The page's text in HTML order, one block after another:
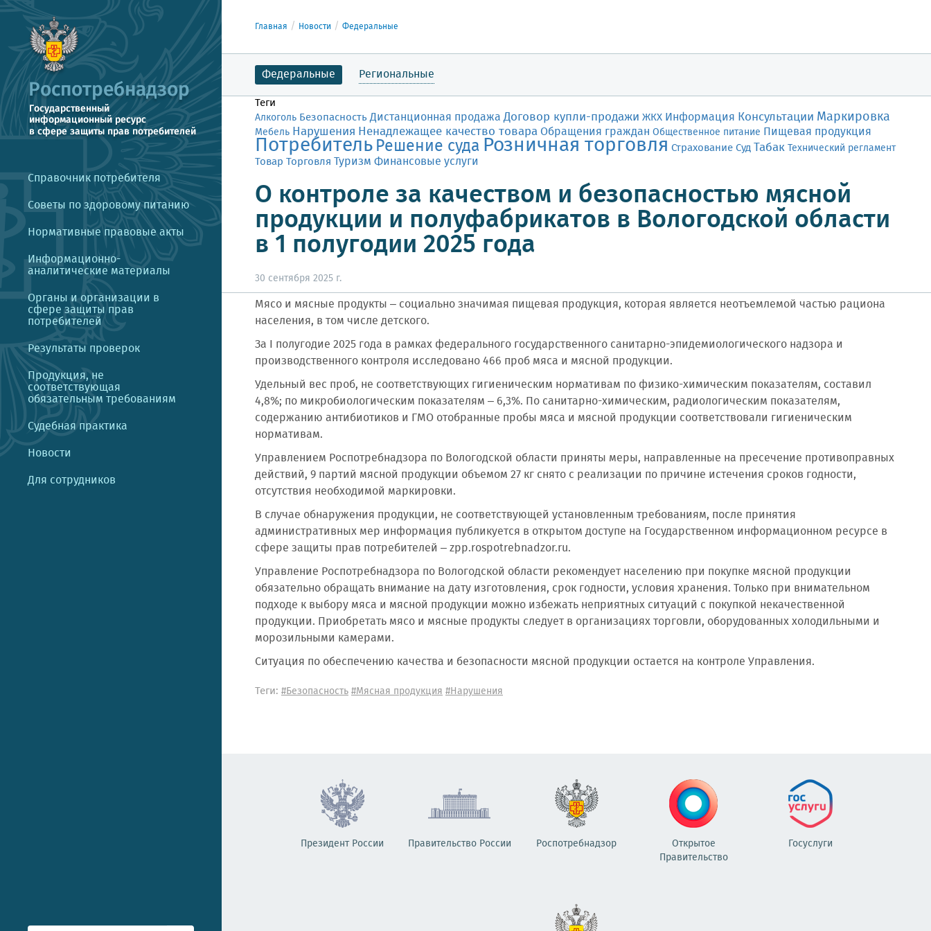
Справочник потребителя
Советы по здоровому питанию
Нормативные правовые акты
Информационно-
аналитические материалы
Органы и организации в
сфере защиты прав
потребителей
Результаты проверок
Продукция, не
соответствующая
обязательным требованиям
Судебная практика
Новости
Для сотрудников
Главная Новости Федеральные
Федеральные Региональные
Теги
Алкоголь БезопасностьДистанционная продажа Договор купли-продажи ЖКХ Информация Консультации Маркировка
Мебель Нарушения Ненадлежащее качество товара Обращения граждан Общественное питание Пищевая продукция
ПотребительРешение суда Розничная торговля СтрахованиеСудТабакТехнический регламент
Товар Торговля Туризм Финансовые услуги
О контроле за качеством и безопасностью мясной
продукции и полуфабрикатов в Вологодской области
в 1 полугодии 2025 года
30 сентября 2025 г.
Мясо и мясные продукты – социально значимая пищевая продукция, которая является неотъемлемой частью рациона
населения, в том числе детского.
За I полугодие 2025 года в рамках федерального государственного санитарно-эпидемиологического надзора и
производственного контроля исследовано 466 проб мяса и мясной продукции.
Удельный вес проб, не соответствующих гигиеническим нормативам по физико-химическим показателям, составил
4,8%; по микробиологическим показателям – 6,3%. По санитарно-химическим, радиологическим показателям,
содержанию антибиотиков и ГМО отобранные пробы мяса и мясной продукции соответствовали гигиеническим
нормативам.
Управлением Роспотребнадзора по Вологодской области приняты меры, направленные на пресечение противоправных
действий, 9 партий мясной продукции объемом 27 кг снято с реализации по причине истечения сроков годности,
отсутствия необходимой маркировки.
В случае обнаружения продукции, не соответствующей установленным требованиям, после принятия
административных мер информация публикуется в открытом доступе на Государственном информационном ресурсе в
сфере защиты прав потребителей – zpp.rospotrebnadzor.ru.
Управление Роспотребнадзора по Вологодской области рекомендует населению при покупке мясной продукции
обязательно обращать внимание на дату изготовления, срок годности, условия хранения. Только при внимательном
подходе к выбору мяса и мясной продукции можно избежать неприятных ситуаций с покупкой некачественной
продукции. Приобретать мясо и мясные продукты следует в организациях торговли, оборудованных холодильными и
морозильными камерами.
Ситуация по обеспечению качества и безопасности мясной продукции остается на контроле Управления.
Теги: #Безопасность#Мясная продукция#Нарушения
Президент России Правительство России Роспотребнадзор
Открытое
Правительство
Госуслуги